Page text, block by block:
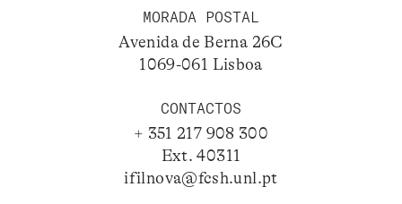
MORADA POSTAL
Avenida de Berna 26C
1069-061 Lisboa
CONTACTOS
+ 351 217 908 300
Ext. 40311
ifilnova@fcsh.unl.pt